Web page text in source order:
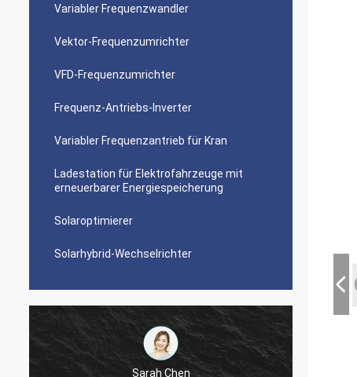
Variabler Frequenzwandler
Vektor-Frequenzumrichter
VFD-Frequenzumrichter
Frequenz-Antriebs-Inverter
Variabler Frequenzantrieb für Kran
Ladestation für Elektrofahrzeuge mit
erneuerbarer Energiespeicherung
Solaroptimierer
Solarhybrid-Wechselrichter
Sarah Chen